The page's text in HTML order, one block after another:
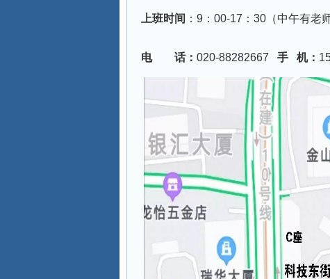
上班时间 ：9：00-17：30（中午有老
电 话： 020-88282667 手 机：